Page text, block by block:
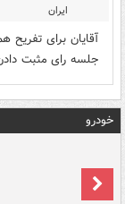
ایران
آقایان برای
جلسه رای مثبت
خودرو